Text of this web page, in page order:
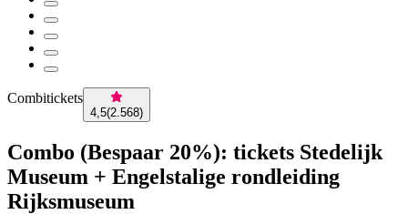
Combitickets
4,5(2.568)
Combo (Bespaar 20%): tickets Stedelijk
Museum + Engelstalige rondleiding
Rijksmuseum